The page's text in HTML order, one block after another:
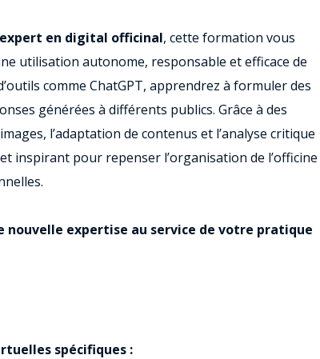
en digital officinal, cette formation vous
utilisation autonome, responsable et efficace de
comme ChatGPT, apprendrez à formuler des
générées à différents publics. Grâce à des
l’adaptation de contenus et l’analyse critique
inspirant pour repenser l’organisation de l’officine
nouvelle expertise au service de votre pratique
spécifiques :